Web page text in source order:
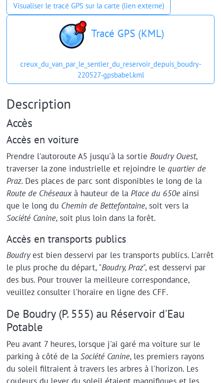
Visualiser le tracé GPS sur la carte (lien externe)
Tracé GPS (KML)
creux_du_van_par_le_sentier_du_reservoir_depuis_boudry-
220527-gpsbabel.kml
Description
Accès
Accès en voiture
Prendre l'autoroute A5 jusqu'à la sortie Boudry Ouest,
traverser la zone industrielle et rejoindre le quartier de
Praz. Des places de parc sont disponibles le long de la
Route de Chéseauxà hauteur de la Place du 650eainsi
que le long du Chemin de Bettefontaine, soit vers la
Société Canine, soit plus loin dans la forêt.
Accès en transports publics
Boudryest bien desservi par les transports publics. L'arrêt
le plus proche du départ, "Boudry, Praz", est desservi par
des bus. Pour trouver la meilleure correspondance,
veuillez consulter l'horaire en ligne des CFF.
De Boudry (P. 555) au Réservoir d'Eau
Potable
Peu avant 7 heures, lorsque j'ai garé ma voiture sur le
parking à côté de la Société Canine, les premiers rayons
du soleil filtraient à travers les arbres à l'horizon. Les